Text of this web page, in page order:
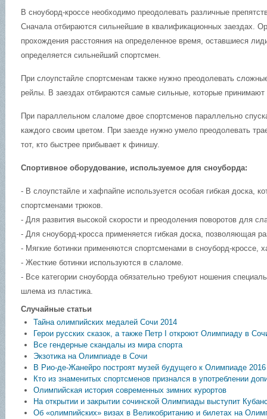
В сноуборд-кроссе необходимо преодолевать различные
Сначала отбираются сильнейшие в квалификационных заездах.
прохождения расстояния на определенное время, оставшиеся
определяется сильнейший спортсмен.
При слоупстайле спортсменам также нужно преодолевать
рейлы. В заездах отбираются самые сильные, которые
При параллельном слаломе двое спортсменов параллельно
каждого своим цветом. При заезде нужно умело преодолевать
тот, кто быстрее прибывает к финишу.
Спортивное оборудование, используемое для сноуборда:
- В слоупстайле и хафпайпе используется особая гибкая доска,
спортсменами трюков.
- Для развития высокой скорости и преодоления поворотов для
- Для сноуборд-кросса применяется гибкая доска, позволяющая
- Мягкие ботинки применяются спортсменами в сноуборд-кроссе,
- Жесткие ботинки используются в слаломе.
- Все категории сноуборда обязательно требуют ношения
шлема из пластика.
Случайные статьи
Тайна олимпийских медалей Сочи 2014
Герои русских сказок, а также Петр I откроют Олимпиаду в
Все гендерные скандалы из мира спорта
Экзотика на Олимпиаде в Сочи
В Рио-де-Жанейро построят музей будущего к Олимпиаде 2016
Кто из знаменитых спортсменов признался в употреблении
Олимпийская история современных зимних курортов
На открытии и закрытии сочинской Олимпиады выступит
Об «олимпийских» визах в Великобританию и билетах на